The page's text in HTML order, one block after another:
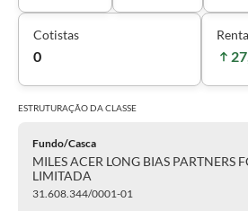
Cotistas
0
ESTRUTURAÇÃO DACLASSE
Fundo/Casca
MILES ACER LONG BIAS PARTNERS
LIMITADA
31.608.344/0001-01